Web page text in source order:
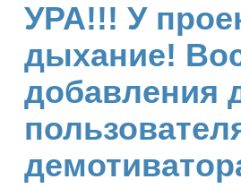
УРА!!! У
дыхание!
добавления